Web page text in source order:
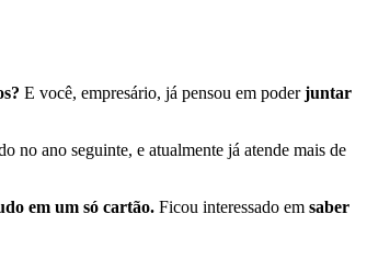
E você, empresário, já pensou em poderjuntar
no ano seguinte, e atualmente já atende mais de
em um só cartão. Ficou interessado em saber